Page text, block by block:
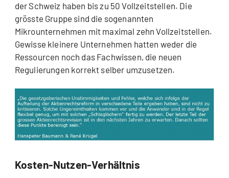
der Schweiz haben bis zu 50 Vollzeitstellen. Die
grösste Gruppe sind die sogenannten
Mikrounternehmen mit maximal zehn Vollzeitstellen.
Gewisse kleinere Unternehmen hatten weder die
Ressourcen noch das Fachwissen, die neuen
Regulierungen korrekt selber umzusetzen.
Kosten-Nutzen-Verhältnis